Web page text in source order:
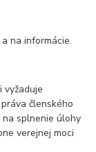
na informácie.
vyžaduje
členského
splnenie úlohy
verejnej moci